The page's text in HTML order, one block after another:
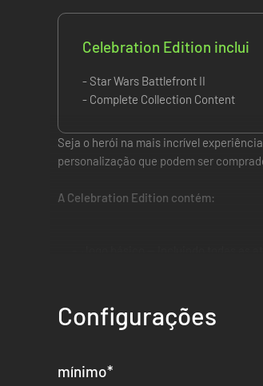
Celebration Edition inclui
- Star Wars Battlefront II
- Complete Collection Content
Seja o herói na mais incrível
personalização que podem ser
A Celebration Edition contém:
Mais de 25 aparências de heróis
Mais de 100 emotes e falas de
Mais de 70 poses de vitória de
Configurações
mínimo*